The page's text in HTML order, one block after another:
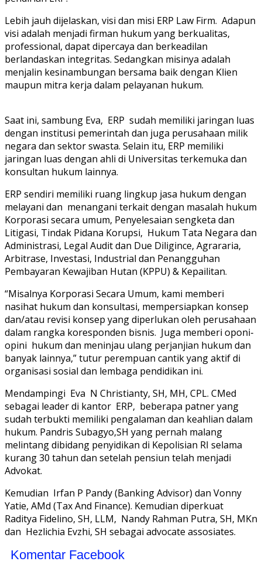
Lebih jauh dijelaskan, visi dan misi ERP Law Firm. Adapun
visi adalah menjadi firman hukum yang berkualitas,
professional, dapat dipercaya dan berkeadilan
berlandaskan integritas. Sedangkan misinya adalah
menjalin kesinambungan bersama baik dengan Klien
maupun mitra kerja dalam pelayanan hukum.
Saat ini, sambung Eva, ERP sudah memiliki jaringan luas
dengan institusi pemerintah dan juga perusahaan milik
negara dan sektor swasta. Selain itu, ERP memiliki
jaringan luas dengan ahli di Universitas terkemuka dan
konsultan hukum lainnya.
ERP sendiri memiliki ruang lingkup jasa hukum dengan
melayani dan menangani terkait dengan masalah hukum
Korporasi secara umum, Penyelesaian sengketa dan
Litigasi, Tindak Pidana Korupsi, Hukum Tata Negara dan
Administrasi, Legal Audit dan Due Diligince, Agrararia,
Arbitrase, Investasi, Industrial dan Penangguhan
Pembayaran Kewajiban Hutan (KPPU) & Kepailitan.
“Misalnya Korporasi Secara Umum, kami memberi
nasihat hukum dan konsultasi, mempersiapkan konsep
dan/atau revisi konsep yang diperlukan oleh perusahaan
dalam rangka koresponden bisnis. Juga memberi oponi-
opini hukum dan meninjau ulang perjanjian hukum dan
banyak lainnya,” tutur perempuan cantik yang aktif di
organisasi sosial dan lembaga pendidikan ini.
Mendampingi Eva N Christianty, SH, MH, CPL. CMed
sebagai leader di kantor ERP, beberapa patner yang
sudah terbukti memiliki pengalaman dan keahlian dalam
hukum. Pandris Subagyo,SH yang pernah malang
melintang dibidang penyidikan di Kepolisian RI selama
kurang 30 tahun dan setelah pensiun telah menjadi
Advokat.
Kemudian Irfan P Pandy (Banking Advisor) dan Vonny
Yatie, AMd (Tax And Finance). Kemudian diperkuat
Raditya Fidelino, SH, LLM, Nandy Rahman Putra, SH, MKn
dan Hezlichia Evzhi, SH sebagai advocate assosiates.
Komentar Facebook